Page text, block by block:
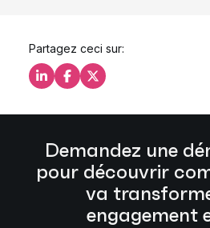
Partagez ceci sur:
Partagez ceci sur LinkedIn
Partagez ceci sur
Partagez ceci sur X
Demandez une
pour découvrir
va
engagement